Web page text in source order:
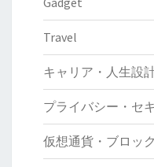
Travel
キャリア・人生設
プライバシー・セ
仮想通貨・ブロッ